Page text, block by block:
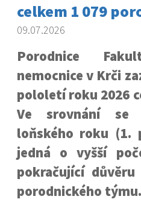
celkem 1 079
09.07.2026
Porodnice
nemocnice v Krči
pololetí roku 2026
Ve srovnání se
loňského roku (1.
jedná o vyšší
pokračující
porodnického